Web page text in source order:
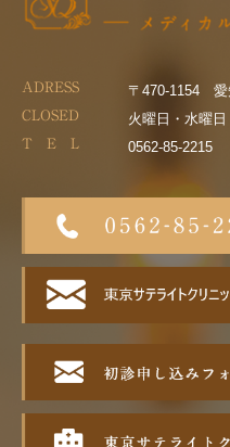
ADRESS 〒470-1154 愛
CLOSED 火曜日・水曜日
T E L 0562-85-2215